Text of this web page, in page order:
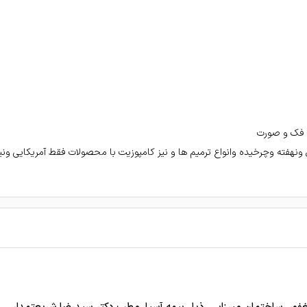
فک و صورت
وچرخیده وانواع ترمیم ها و نیز کامپوزیت با محصولات فقط آمریکایی